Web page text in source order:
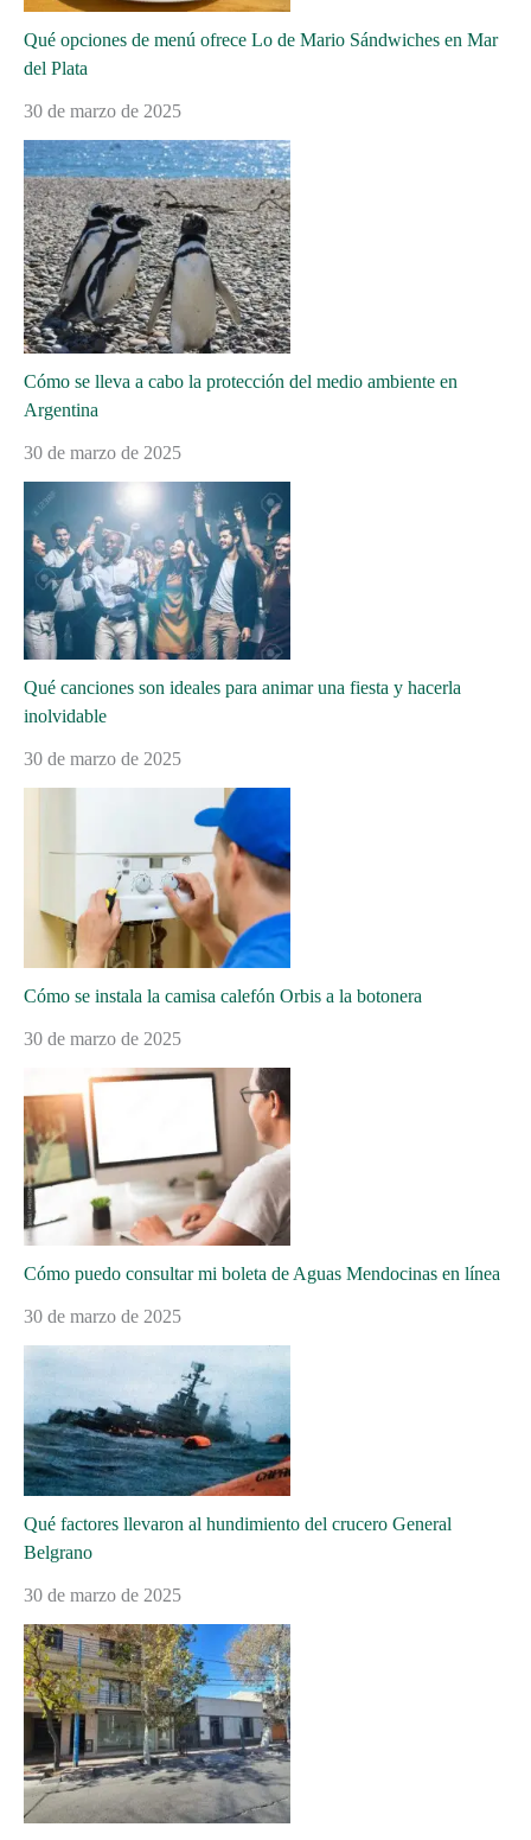
Qué opciones de menú ofrece Lo de Mario Sándwiches en Mar
del Plata
30 de marzo de 2025
Cómo se lleva a cabo la protección del medio ambiente en
Argentina
30 de marzo de 2025
Qué canciones son ideales para animar una fiesta y hacerla
inolvidable
30 de marzo de 2025
Cómo se instala la camisa calefón Orbis a la botonera
30 de marzo de 2025
Cómo puedo consultar mi boleta de Aguas Mendocinas en línea
30 de marzo de 2025
Qué factores llevaron al hundimiento del crucero General
Belgrano
30 de marzo de 2025